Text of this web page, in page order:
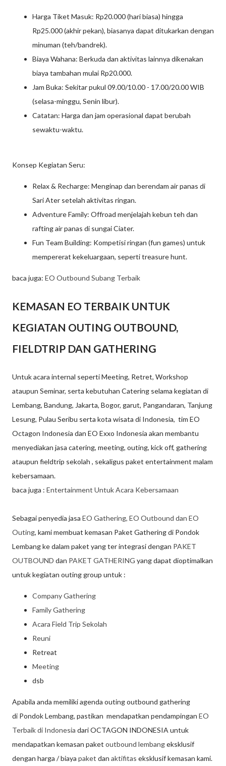
Harga Tiket Masuk: Rp20.000 (hari biasa) hingga
Rp25.000 (akhir pekan), biasanya dapat ditukarkan dengan
minuman (teh/bandrek).
Biaya Wahana: Berkuda dan aktivitas lainnya dikenakan
biaya tambahan mulai Rp20.000.
Jam Buka: Sekitar pukul 09.00/10.00 - 17.00/20.00 WIB
(selasa-minggu, Senin libur).
Catatan: Harga dan jam operasional dapat berubah
sewaktu-waktu.
Konsep Kegiatan Seru:
Relax & Recharge: Menginap dan berendam air panas di
Sari Ater setelah aktivitas ringan.
Adventure Family: Offroad menjelajah kebun teh dan
rafting air panas di sungai Ciater.
Fun Team Building: Kompetisi ringan (fun games) untuk
mempererat kekeluargaan, seperti treasure hunt.
baca juga: EO Outbound Subang Terbaik
KEMASAN EO TERBAIK UNTUK
KEGIATAN OUTING OUTBOUND,
FIELDTRIP DAN GATHERING
Untuk acara internal seperti Meeting, Retret, Workshop
ataupun Seminar, serta kebutuhan Catering selama kegiatan di
Lembang, Bandung, Jakarta, Bogor, garut, Pangandaran, Tanjung
Lesung, Pulau Seribu serta kota wisata di Indonesia, tim EO
Octagon Indonesia dan EO Exxo Indonesia akan membantu
menyediakan jasa catering, meeting, outing, kick off, gathering
ataupun fieldtrip sekolah , sekaligus paket entertainment malam
kebersamaan.
baca juga : Entertainment Untuk Acara Kebersamaan
Sebagai penyedia jasa EO Gathering, EO Outbound dan EO
Outing, kami membuat kemasan Paket Gathering di Pondok
Lembang ke dalam paket yang ter integrasi dengan PAKET
OUTBOUND dan PAKET GATHERING yang dapat dioptimalkan
untuk kegiatan outing group untuk :
Company Gathering
Family Gathering
Acara Field Trip Sekolah
Reuni
Retreat
Meeting
dsb
Apabila anda memiliki agenda outing outbound gathering
di Pondok Lembang, pastikan mendapatkan pendampingan EO
Terbaik di Indonesia dari OCTAGON INDONESIA untuk
mendapatkan kemasan paket outbound lembangeksklusif
dengan harga / biaya paket dan aktifitas eksklusif kemasan kami.